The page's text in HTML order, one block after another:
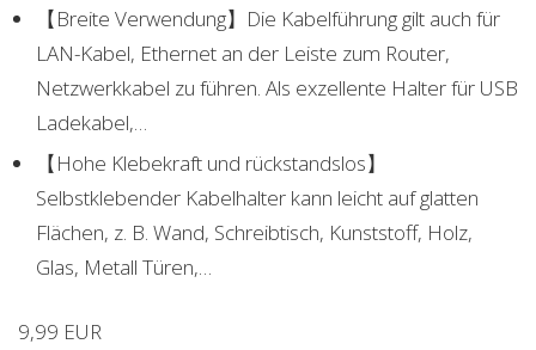
【Breite Verwendung】Die Kabelführung gilt auch für
LAN-Kabel, Ethernet an der Leiste zum Router,
Netzwerkkabel zu führen. Als exzellente Halter für USB
Ladekabel,…
【Hohe Klebekraft und rückstandslos】
Selbstklebender Kabelhalter kann leicht auf glatten
Flächen, z. B. Wand, Schreibtisch, Kunststoff, Holz,
Glas, Metall Türen,…
9,99 EUR